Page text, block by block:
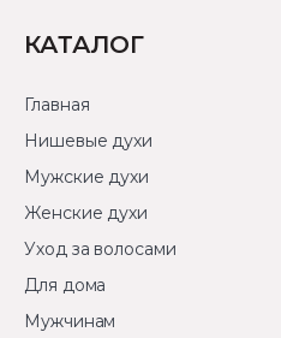
КАТАЛОГ
Главная
Нишевые духи
Мужские духи
Женские духи
Уход за волосами
Для дома
Мужчинам